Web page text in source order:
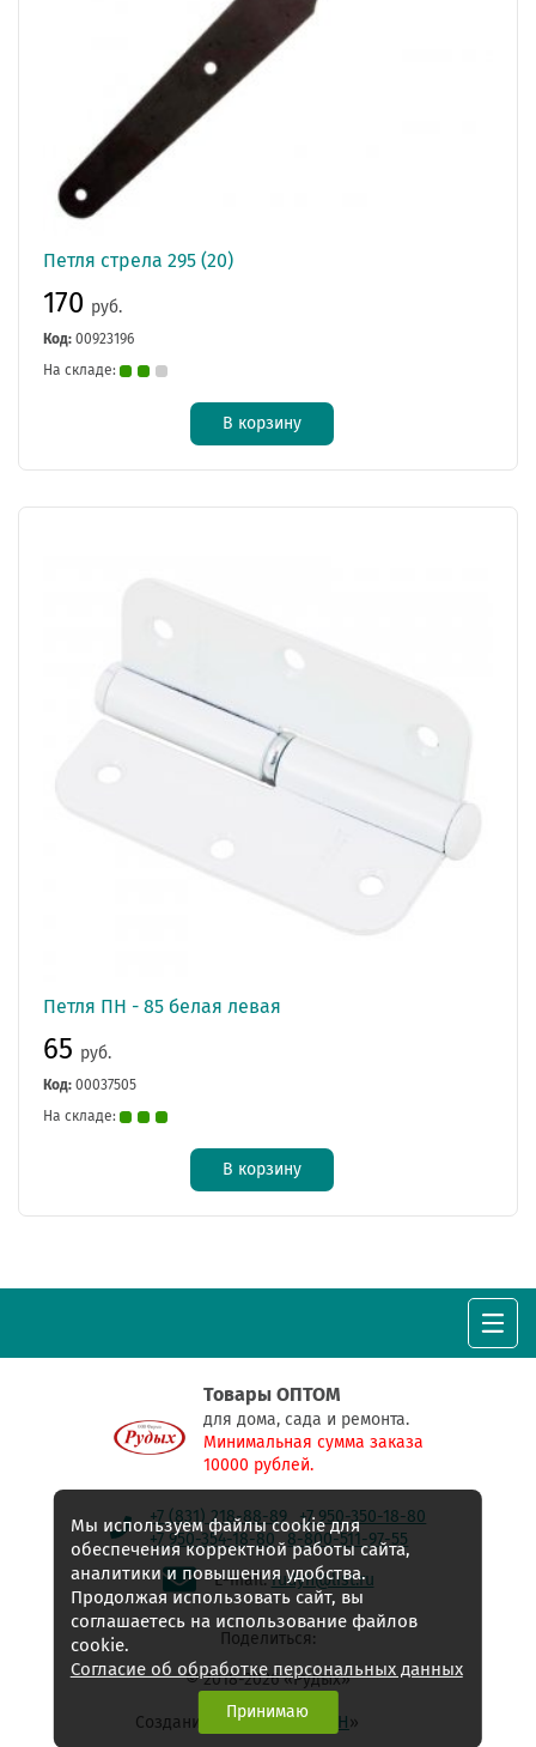
Петля стрела 295 (20)
170 руб.
Код: 00923196
На складе:
В корзину
Петля ПН - 85 белая левая
65 руб.
Код: 00037505
На складе:
В корзину
Товары ОПТОМ
для дома, сада и ремонта.
Минимальная сумма заказа
10000 рублей.
+7 (831) 218-88-89
+7 950-350-18-80
+7 950-354-18-80
8-800-511-97-55
E-mail:rudyh@list.ru
© 2018-2026 «Рудых»
Поделиться:
Создание сайта - «Сайт НН»
Мы используем файлы cookie для
обеспечения корректной работы сайта,
аналитики и повышения удобства.
Продолжая использовать сайт, вы
соглашаетесь на использование файлов
cookie.
Согласие об обработке персональных данных
Принимаю